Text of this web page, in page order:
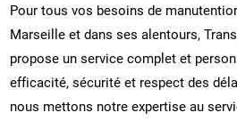
Pour tous vos besoins de
Marseille et dans ses alentours,
propose un service complet et
efficacité, sécurité et respect des
nous mettons notre expertise au